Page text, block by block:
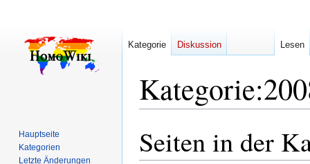
Kategorie:
Navigation
springen
Suche
springen
Seiten in der
Kategorie Diskussion Lesen
Hauptseite
Kategorien
Letzte Änderungen